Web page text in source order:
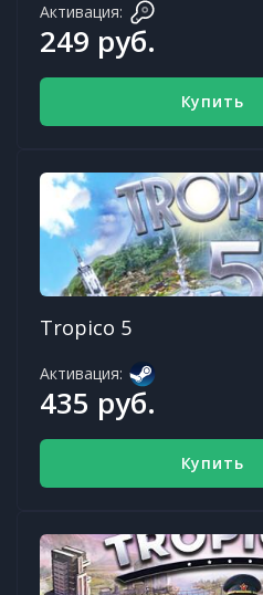
Активация:
249 руб.
Купить
Tropico 5
Активация:
435 руб.
Купить